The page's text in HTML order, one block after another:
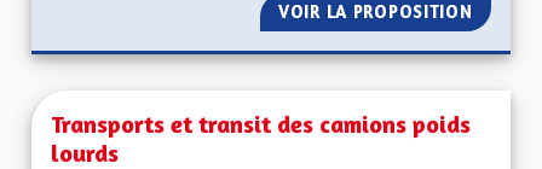
VOIR LA PROPOSITION
Transports et transit des camions poids
lourds